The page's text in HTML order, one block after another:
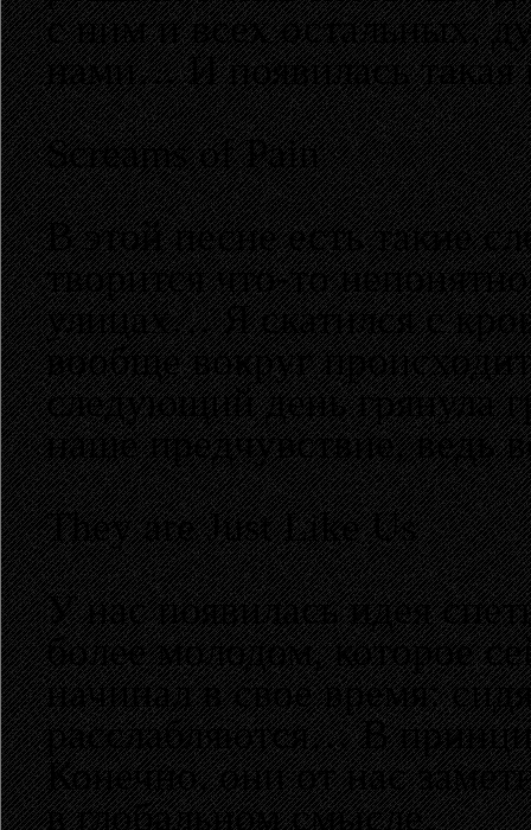
с ним и всех остальных,
нами… И появилась
Screams of Pain
В этой песне есть такие
творится что-то
улицах… Я скатился с
вообще вокруг
следующий день грянула
наше предчувствие, ведь
They are Just Like Us
У нас появилась идея
более молодом, которое
начинал в свое время:
расслабляются… В
Конечно, они от нас
в глобальном смысле.